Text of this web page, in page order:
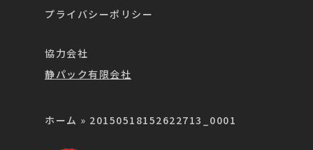
プライバシーポリシー
協力会社
静パック有限会社
ホーム » 20150518152622713_0001